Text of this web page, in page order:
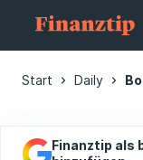
Start Daily
Finanztip als